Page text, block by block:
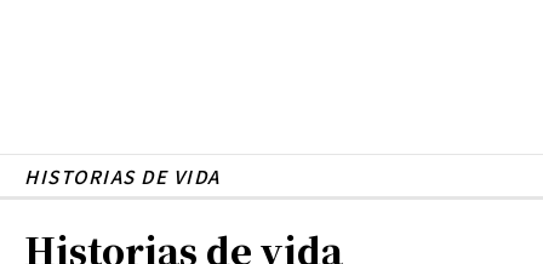
HISTORIAS DE VIDA
Historias de vida